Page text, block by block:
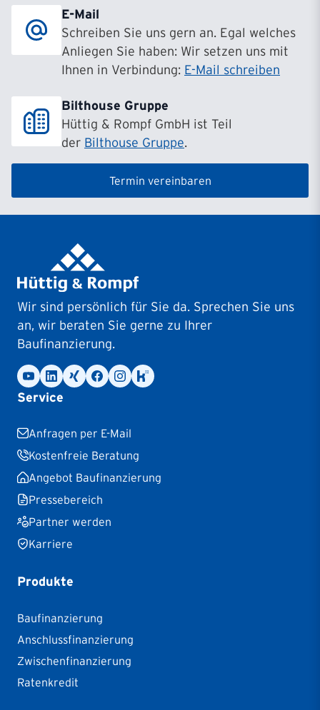
E-Mail
Schreiben Sie uns gern an. Egal welches
Anliegen Sie haben: Wir setzen uns mit
Ihnen in Verbindung: E-Mail schreiben
Bilthouse Gruppe
Hüttig & Rompf GmbH ist Teil
der Bilthouse Gruppe.
Termin vereinbaren
Wir sind persönlich für Sie da. Sprechen Sie uns
an, wir beraten Sie gerne zu Ihrer
Baufinanzierung.
Service
Anfragen per E-Mail
Kostenfreie Beratung
Angebot Baufinanzierung
Pressebereich
Partner werden
Karriere
Produkte
Baufinanzierung
Anschlussfinanzierung
Zwischenfinanzierung
Ratenkredit